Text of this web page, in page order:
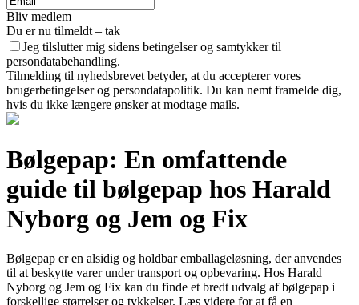
Bliv medlem
Du er nu tilmeldt – tak
Jeg tilslutter mig sidens betingelser og samtykker til
persondatabehandling.
Tilmelding til nyhedsbrevet betyder, at du accepterer vores
brugerbetingelser og persondatapolitik. Du kan nemt framelde dig,
hvis du ikke længere ønsker at modtage mails.
Bølgepap: En omfattende
guide til bølgepap hos Harald
Nyborg og Jem og Fix
Bølgepap er en alsidig og holdbar emballageløsning, der anvendes
til at beskytte varer under transport og opbevaring. Hos Harald
Nyborg og Jem og Fix kan du finde et bredt udvalg af bølgepap i
forskellige størrelser og tykkelser. Læs videre for at få en